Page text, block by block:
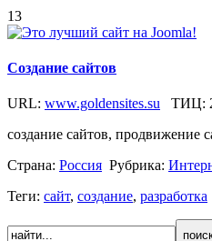
13
Создание сайтов
URL: www.goldensites.su ТИЦ:
создание сайтов, продвижение
Страна: Россия Рубрика:
Теги: сайт, создание, разработка